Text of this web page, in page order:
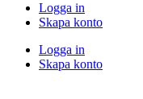
Logga in
Skapa konto
Logga in
Skapa konto